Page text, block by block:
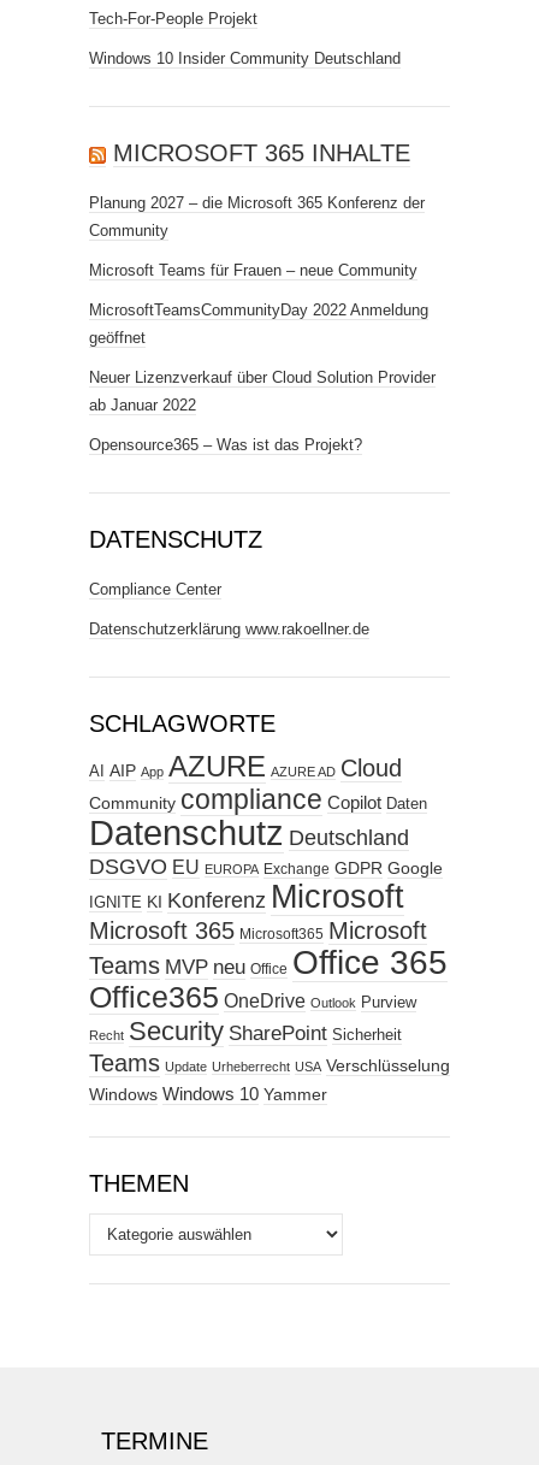
Tech-For-People Projekt
Windows 10 Insider Community Deutschland
MICROSOFT 365 INHALTE
Planung 2027 – die Microsoft 365 Konferenz der
Community
Microsoft Teams für Frauen – neue Community
MicrosoftTeamsCommunityDay 2022 Anmeldung
geöffnet
Neuer Lizenzverkauf über Cloud Solution Provider
ab Januar 2022
Opensource365 – Was ist das Projekt?
DATENSCHUTZ
Compliance Center
Datenschutzerklärung www.rakoellner.de
SCHLAGWORTE
AI AIP App AZURE AZURE AD Cloud
Community compliance Copilot Daten
Datenschutz Deutschland
DSGVO EU EUROPA Exchange GDPR Google
IGNITE KI Konferenz Microsoft
Microsoft 365 Microsoft365 Microsoft
Teams MVP neu Office Office 365
Office365 OneDrive Outlook Purview
Recht Security SharePoint Sicherheit
Teams Update Urheberrecht USA Verschlüsselung
Windows Windows 10 Yammer
THEMEN
Themen
TERMINE